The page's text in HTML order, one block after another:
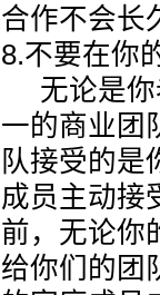
合作不会
8.不要在你
无论是你
一的商业团
队接受的
成员主动接
前，无论你
给你们的团